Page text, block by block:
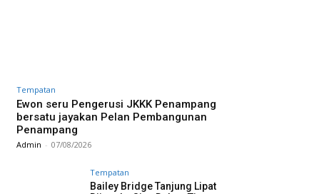
Tempatan
Ewon seru Pengerusi JKKK Penampang
bersatu jayakan Pelan Pembangunan
Penampang
Admin - 07/08/2026
Tempatan
Bailey Bridge Tanjung Lipat